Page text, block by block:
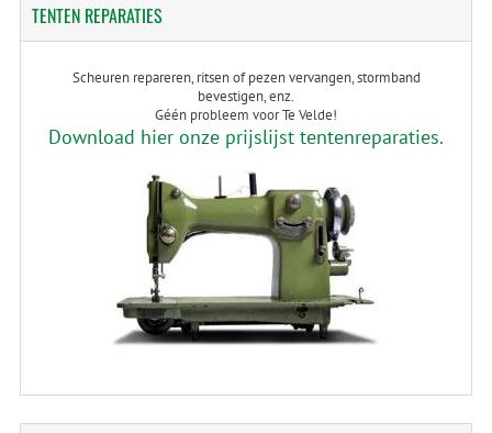
TENTENREPARATIES
Scheuren repareren, ritsen of pezen vervangen, stormband
bevestigen, enz.
Géén probleem voor Te Velde!
Download hier onze prijslijst tentenreparaties.